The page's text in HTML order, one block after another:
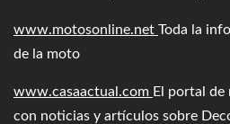
www.motosonline.net Toda la
de la moto
www.casaactual.com El portal
con noticias y artículos sobre